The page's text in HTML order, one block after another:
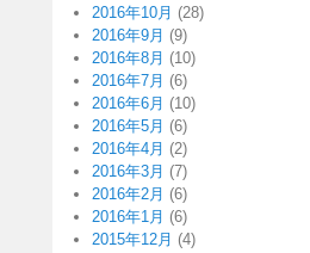
2016年10月 (28)
2016年9月 (9)
2016年8月 (10)
2016年7月 (6)
2016年6月 (10)
2016年5月 (6)
2016年4月 (2)
2016年3月 (7)
2016年2月 (6)
2016年1月 (6)
2015年12月 (4)